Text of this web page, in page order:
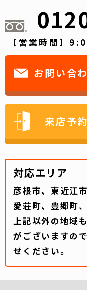
【営業時間】
お問い合
来店予約
対応エリア
彦根市、東近江
愛荘町、豊郷町
上記以外の地域
がございますの
せください。